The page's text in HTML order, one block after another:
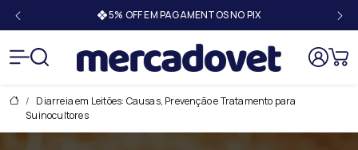
5% OFF EM PAGAMENTOS NO PIX
Diarreia em Leitões: Causas, Prevenção e Tratamento para
Suinocultores